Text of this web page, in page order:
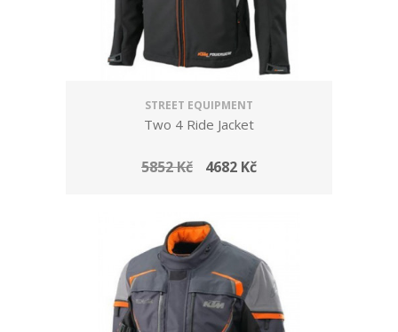
STREET EQUIPMENT
Two 4 Ride Jacket
5852 Kč 4682 Kč